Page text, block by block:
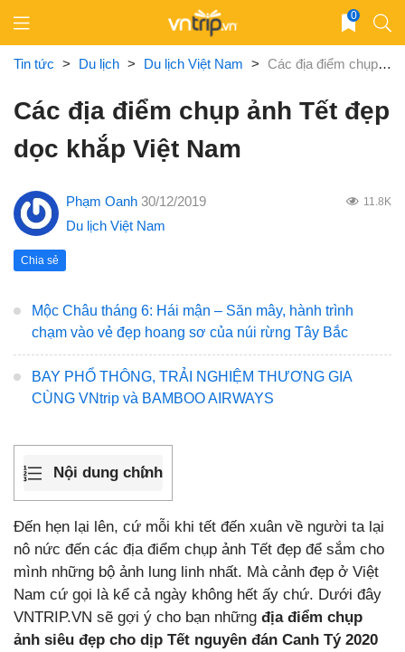
content
0
Tin tức > Du lịch > Du lịch Việt Nam > Các địa điểm chụp ảnh Tết đẹp dọc khắp Việt Nam
Các địa điểm chụp ảnh Tết đẹp
dọc khắp Việt Nam
Phạm Oanh 30/12/2019 11.8K
Du lịch Việt Nam
Chia sẻ
Mộc Châu tháng 6: Hái mận – Săn mây, hành trình
chạm vào vẻ đẹp hoang sơ của núi rừng Tây Bắc
BAY PHỔ THÔNG, TRẢI NGHIỆM THƯƠNG GIA
CÙNG VNtrip và BAMBOO AIRWAYS
Nội dung chính
Đến hẹn lại lên, cứ mỗi khi tết đến xuân về người ta lại
nô nức đến các địa điểm chụp ảnh Tết đẹp để sắm cho
mình những bộ ảnh lung linh nhất. Mà cảnh đẹp ở Việt
Nam cứ gọi là kể cả ngày không hết ấy chứ. Dưới đây
VNTRIP.VN sẽ gợi ý cho bạn những địa điểm chụp
ảnh siêu đẹp cho dịp Tết nguyên đán Canh Tý 2020